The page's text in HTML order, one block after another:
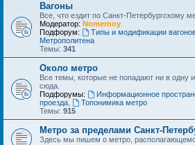
Вагоны
Все, что ездит по Санкт-Петербургскому
Модератор: Nomernoy
Подфорум:
Типы и модификации
Метрополитена
Темы: 341
Около метро
Все темы, которые не попадают ни в одну
сюда.
Подфорумы:
Информационное
проезда
Топонимика метро
Темы: 915
Метро за пределами Санкт-
Здесь мы пишем о метро,